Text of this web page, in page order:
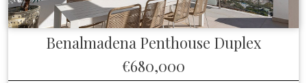
Benalmadena Penthouse Duplex
€680,000